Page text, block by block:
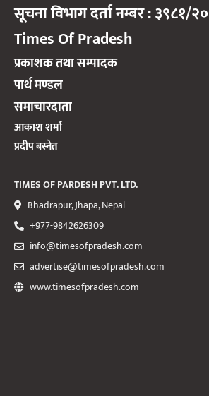
सूचना विभाग दर्ता नम्बर : ३९८१/
Times Of Pradesh
प्रकाशक तथा सम्पादक
पार्थ मण्डल
समाचारदाता
आकाश शर्मा
प्रदीप बस्नेत
TIMES OF PARDESH PVT. LTD.
Bhadrapur, Jhapa, Nepal
+977-9842626309
info@timesofpradesh.com
advertise@timesofpradesh.com
www.timesofpradesh.com